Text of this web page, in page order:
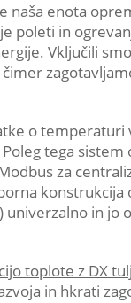
enota
poleti in
Vključili
o temperaturi
tega
za
in
toplote z DX
in hkrati